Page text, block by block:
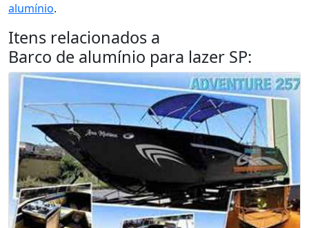
alumínio.
Itens relacionados a
Barco de alumínio para lazer SP: